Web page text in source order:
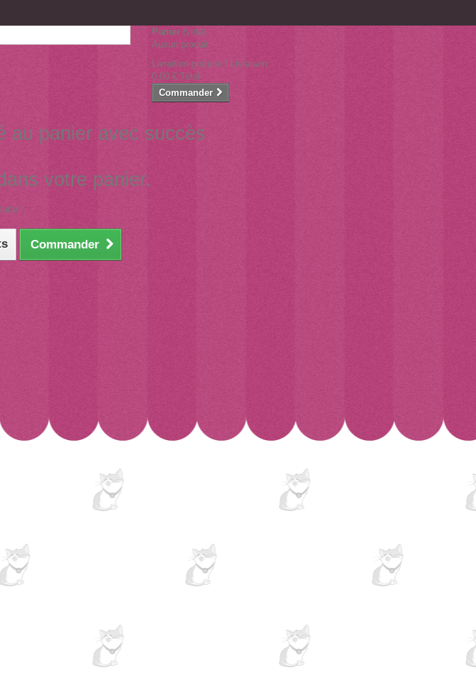
Panier (vide)
Aucun produit
Livraison gratuite ! Livraison
0,00 € Total
Commander
au panier avec succès
votre panier.
!
Commander